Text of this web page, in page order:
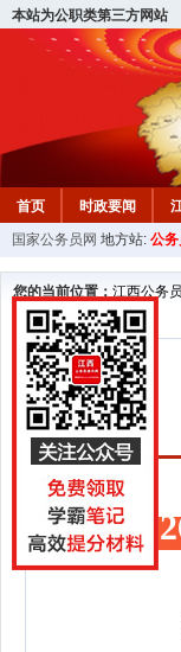
本站为公职类第三方网站
首页 时政要闻
教材中心
国家公务员网 地方站: 公
您的当前位置： 江西公务